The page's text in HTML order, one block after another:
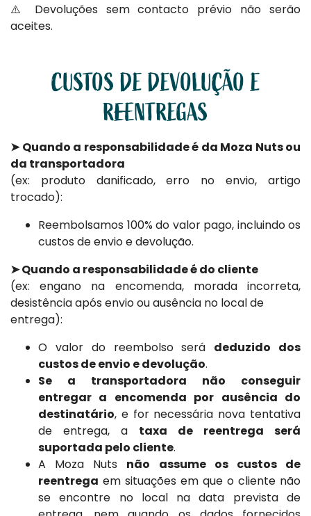
⚠️ Devoluções sem contacto prévio não serão
aceites.
CUSTOS DE DEVOLUÇÃO E
REENTREGAS
➤ Quando a responsabilidade é da Moza Nuts ou
da transportadora
(ex: produto danificado, erro no envio, artigo
trocado):
Reembolsamos 100% do valor pago, incluindo os
custos de envio e devolução.
➤ Quando a responsabilidade é do cliente
(ex: engano na encomenda, morada incorreta,
desistência após envio ou ausência no local de
entrega):
O valor do reembolso será deduzido dos
custos de envio e devolução.
Se a transportadora não conseguir
entregar a encomenda por ausência do
destinatário, e for necessária nova tentativa
de entrega, a taxa de reentrega será
suportada pelo cliente.
A Moza Nuts não assume os custos de
reentrega em situações em que o cliente não
se encontre no local na data prevista de